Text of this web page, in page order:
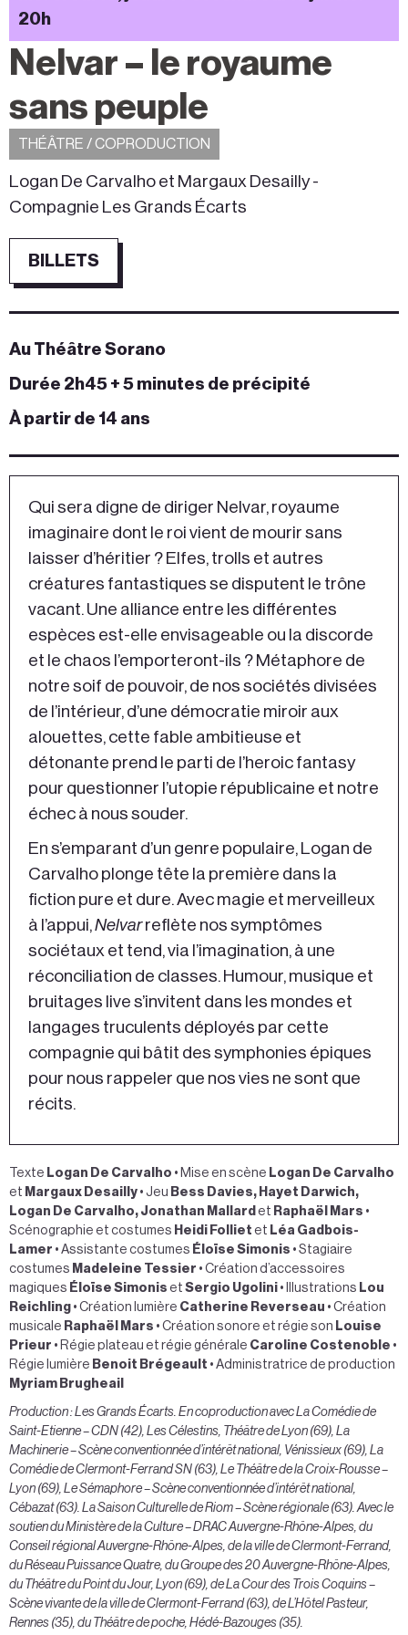
20h
Nelvar – le royaume
sans peuple
THÉÂTRE / COPRODUCTION
Logan De Carvalho et Margaux Desailly -
Compagnie Les Grands Écarts
BILLETS
Au Théâtre Sorano
Durée 2h45 + 5 minutes de précipité
À partir de 14 ans
Qui sera digne de diriger Nelvar, royaume
imaginaire dont le roi vient de mourir sans
laisser d’héritier ? Elfes, trolls et autres
créatures fantastiques se disputent le trône
vacant. Une alliance entre les différentes
espèces est-elle envisageable ou la discorde
et le chaos l’emporteront-ils ? Métaphore de
notre soif de pouvoir, de nos sociétés divisées
de l’intérieur, d’une démocratie miroir aux
alouettes, cette fable ambitieuse et
détonante prend le parti de l’heroic fantasy
pour questionner l’utopie républicaine et notre
échec à nous souder.
En s’emparant d’un genre populaire, Logan de
Carvalho plonge tête la première dans la
fiction pure et dure. Avec magie et merveilleux
à l’appui,Nelvarreflète nos symptômes
sociétaux et tend, via l’imagination, à une
réconciliation de classes. Humour, musique et
bruitages live s’invitent dans les mondes et
langages truculents déployés par cette
compagnie qui bâtit des symphonies épiques
pour nous rappeler que nos vies ne sont que
récits.
Texte Logan De Carvalho • Mise en scène Logan De Carvalho
et Margaux Desailly • Jeu Bess Davies, Hayet Darwich,
Logan De Carvalho, Jonathan Mallard et Raphaël Mars •
Scénographie et costumes Heidi Folliet et Léa Gadbois-
Lamer • Assistante costumes Éloïse Simonis • Stagiaire
costumes Madeleine Tessier • Création d’accessoires
magiques Éloïse Simonis et Sergio Ugolini • Illustrations Lou
Reichling • Création lumière Catherine Reverseau • Création
musicale Raphaël Mars • Création sonore et régie son Louise
Prieur • Régie plateau et régie générale Caroline Costenoble •
Régie lumière Benoit Brégeault • Administratrice de production
Myriam Brugheail
Production : Les Grands Écarts. En coproduction avec La Comédie de
Saint-Etienne – CDN (42), Les Célestins, Théâtre de Lyon (69), La
Machinerie – Scène conventionnée d’intérêt national, Vénissieux (69), La
Comédie de Clermont-Ferrand SN (63), Le Théâtre de la Croix-Rousse –
Lyon (69), Le Sémaphore – Scène conventionnée d’intérêt national,
Cébazat (63). La Saison Culturelle de Riom – Scène régionale (63). Avec le
soutien du Ministère de la Culture – DRAC Auvergne-Rhône-Alpes, du
Conseil régional Auvergne-Rhône-Alpes, de la ville de Clermont-Ferrand,
du Réseau Puissance Quatre, du Groupe des 20 Auvergne-Rhône-Alpes,
du Théâtre du Point du Jour, Lyon (69), de La Cour des Trois Coquins –
Scène vivante de la ville de Clermont-Ferrand (63), de L’Hôtel Pasteur,
Rennes (35), du Théâtre de poche, Hédé-Bazouges (35).